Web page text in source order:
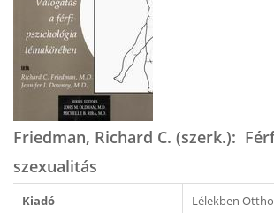
Friedman, Richard C. (szerk.):
szexualitás
Kiadó Lélekben